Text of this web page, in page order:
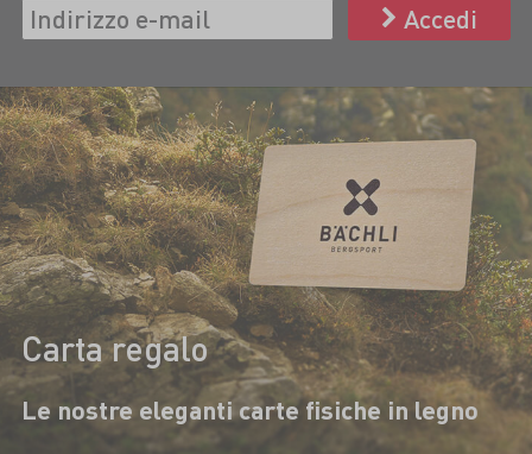
Accedi
Carta regalo
Le nostre eleganti carte fisiche in legno